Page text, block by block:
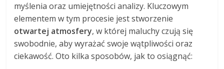
myślenia oraz umiejętności analizy. Kluczowym
elementem w tym procesie jest stworzenie
otwartej atmosfery, w której maluchy czują się
swobodnie, aby wyrażać swoje wątpliwości oraz
ciekawość. Oto kilka sposobów, jak to osiągnąć: